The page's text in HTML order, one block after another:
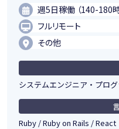
週5日稼働 （140-180時
フルリモート
その他
システムエンジニア・プロ
Ruby / Ruby on Rails / React